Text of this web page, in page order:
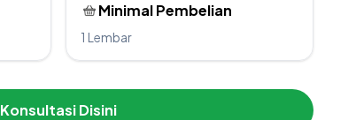
Minimal Pembelian
1 Lembar
Konsultasi Disini